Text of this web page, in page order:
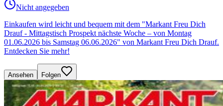
Nicht angegeben
Einkaufen wird leicht und bequem mit dem "Markant Freu Dich
Drauf - Mittagstisch Prospekt nächste Woche – von Montag
01.06.2026 bis Samstag 06.06.2026" von Markant Freu Dich Drauf.
Entdecken Sie mehr!
Ansehen Folgen